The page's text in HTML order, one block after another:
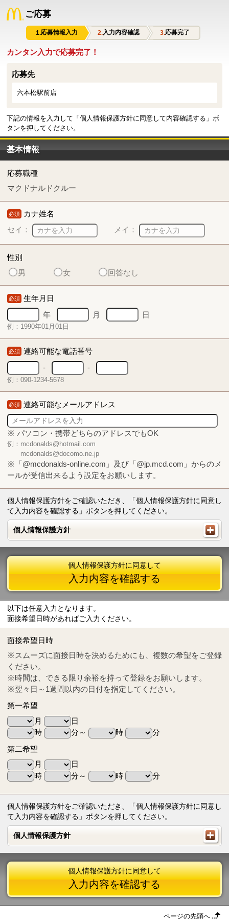
ご応募
応募情報入力 入力内容確認 応募完了
カンタン入力で応募完了！
応募先
六本松駅前店
下記の情報を入力して「個人情報保護方針に同意して内容確認する」ボ
タンを押してください。
基本情報
応募職種
マクドナルドクルー
必須 カナ姓名
セイ：
メイ：
性別
男
女 回答なし
必須 生年月日
年
月 日
例：1990年01月01日
必須 連絡可能な電話番号
-
-
例：090-1234-5678
必須 連絡可能なメールアドレス
※ パソコン・携帯どちらのアドレスでもOK
例：mcdonalds@hotmail.com
mcdonalds@docomo.ne.jp
※「@mcdonalds-online.com」及び「@jp.mcd.com」からのメ
ールが受信出来るよう設定をお願いします。
個人情報保護方針をご確認いただき、「個人情報保護方針に同意し
て入力内容を確認する」ボタンを押してください。
個人情報保護方針
個人情報保護方針
Tel
0570-55-0314
個人情報保護方針に同意して
入力内容を確認する
以下は任意入力となります。
面接希望日時があればご入力ください。
面接希望日時
※スムーズに面接日時を決めるためにも、複数の希望をご登録
ください。
※時間は、できる限り余裕を持って登録をお願いします。
※翌々日～1週間以内の日付を指定してください。
第一希望
月
日
時
分～ 時
分
第二希望
月
日
時
分～ 時 分
個人情報保護方針をご確認いただき、「個人情報保護方針に同意し
て入力内容を確認する」ボタンを押してください。
個人情報保護方針
個人情報保護方針
個人情報保護方針に同意して
入力内容を確認する
ページの先頭へ